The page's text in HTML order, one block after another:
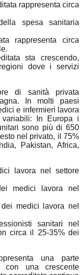
rappresenta circa
spesa sanitaria
rappresenta circa
sta crescendo,
dove i servizi
di sanità privata
In molti paesi
e infermieri lavora
In Europa i
sono più di 650
nel privato, il 75%
Pakistan, Africa,
lavora nel settore
medici lavora nel
medici lavora nel
sanitari nel
circa il 25-35% dei
una parte
con una crescente